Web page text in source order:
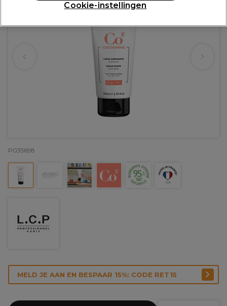
P035698
MELD JE AAN EN BESPAAR 15%: CODE RET15
Cookie-instellingen